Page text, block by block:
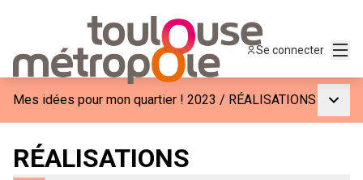
Se connecter
Mes idées pour mon quartier ! 2023 / RÉALISATIONS
RÉALISATIONS